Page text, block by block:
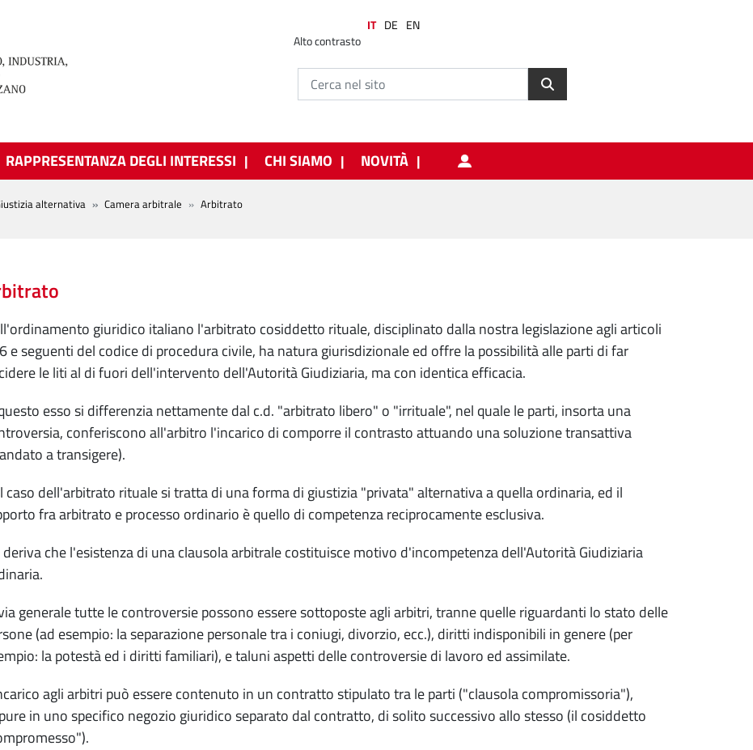
Alto contrasto
IT DE EN
RAPPRESENTANZA DEGLI INTERESSI CHI SIAMO NOVITÀ
alternativa Camera arbitrale Arbitrato
giuridico italiano l'arbitrato cosiddetto rituale, disciplinato dalla nostra legislazione agli articoli
e seguenti del codice di procedura civile, ha natura giurisdizionale ed offre la possibilità alle parti di far
le liti al di fuori dell'intervento dell'Autorità Giudiziaria, ma con identica efficacia.
esso si differenzia nettamente dal c.d. "arbitrato libero" o "irrituale", nel quale le parti, insorta una
conferiscono all'arbitro l'incarico di comporre il contrasto attuando una soluzione transattiva
a transigere).
caso dell'arbitrato rituale si tratta di una forma di giustizia "privata" alternativa a quella ordinaria, ed il
fra arbitrato e processo ordinario è quello di competenza reciprocamente esclusiva.
deriva che l'esistenza di una clausola arbitrale costituisce motivo d'incompetenza dell'Autorità Giudiziaria
generale tutte le controversie possono essere sottoposte agli arbitri, tranne quelle riguardanti lo stato delle
(ad esempio: la separazione personale tra i coniugi, divorzio, ecc.), diritti indisponibili in genere (per
la potestà ed i diritti familiari), e taluni aspetti delle controversie di lavoro ed assimilate.
agli arbitri può essere contenuto in un contratto stipulato tra le parti ("clausola compromissoria"),
in uno specifico negozio giuridico separato dal contratto, di solito successivo allo stesso (il cosiddetto